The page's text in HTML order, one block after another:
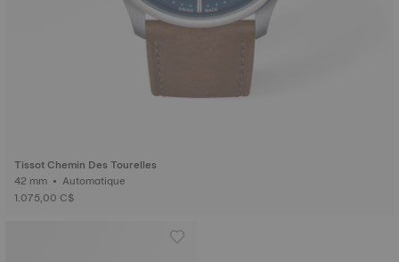
Tissot Chemin Des Tourelles
42 mm • Automatique
1.075,00 C$